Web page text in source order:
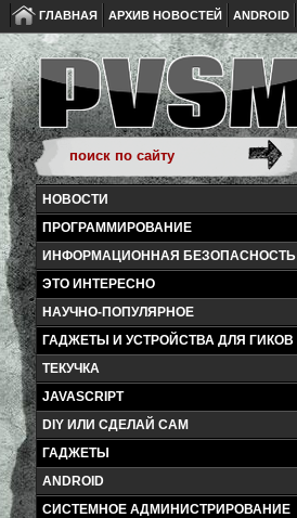
ГЛАВНАЯ АРХИВ НОВОСТЕЙ ANDROID
НОВОСТИ
ПРОГРАММИРОВАНИЕ
ИНФОРМАЦИОННАЯ БЕЗОПАСНОСТЬ
ЭТО ИНТЕРЕСНО
НАУЧНО-ПОПУЛЯРНОЕ
ГАДЖЕТЫ И УСТРОЙСТВА ДЛЯ ГИКОВ
ТЕКУЧКА
JAVASCRIPT
DIY ИЛИ СДЕЛАЙ САМ
ГАДЖЕТЫ
ANDROID
СИСТЕМНОЕ АДМИНИСТРИРОВАНИЕ